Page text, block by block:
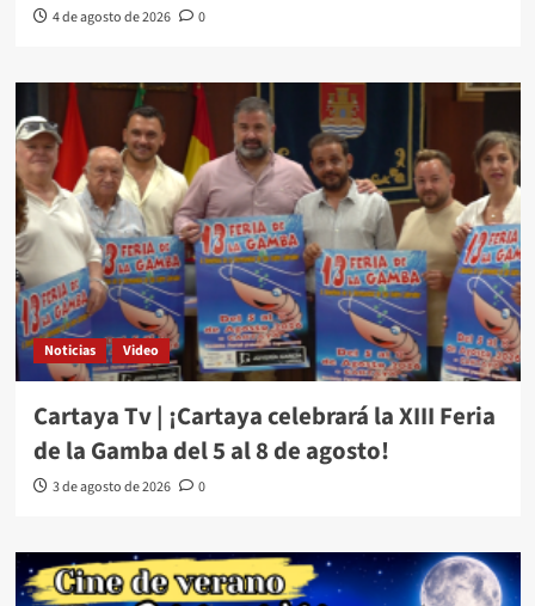
4 de agosto de 2026 0
Noticias Video
Cartaya Tv | ¡Cartaya celebrará la XIII Feria
de la Gamba del 5 al 8 de agosto!
3 de agosto de 2026 0